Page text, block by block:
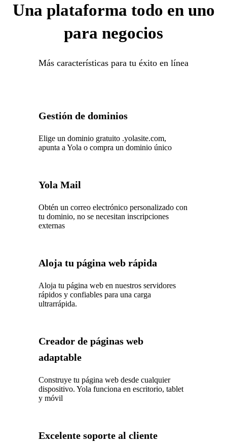
Una plataforma todo en uno
para negocios
Más características para tu éxito en línea
Gestión de dominios
Elige un dominio gratuito .yolasite.com,
apunta a Yola o compra un dominio único
Yola Mail
Obtén un correo electrónico personalizado con
tu dominio, no se necesitan inscripciones
externas
Aloja tu página web rápida
Aloja tu página web en nuestros servidores
rápidos y confiables para una carga
ultrarrápida.
Creador de páginas web
adaptable
Construye tu página web desde cualquier
dispositivo. Yola funciona en escritorio, tablet
y móvil
Excelente soporte al cliente